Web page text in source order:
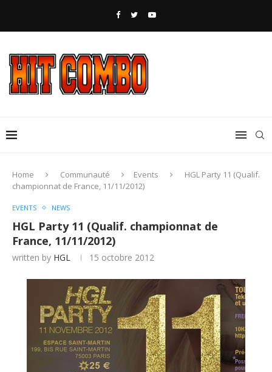
Home Communauté Events
HGL Party 11 (Qualif.
championnat de France, 11/11/2012)
EVENTS NEWS
HGL Party 11 (Qualif. championnat de
France, 11/11/2012)
written by HGL 15 octobre 2012